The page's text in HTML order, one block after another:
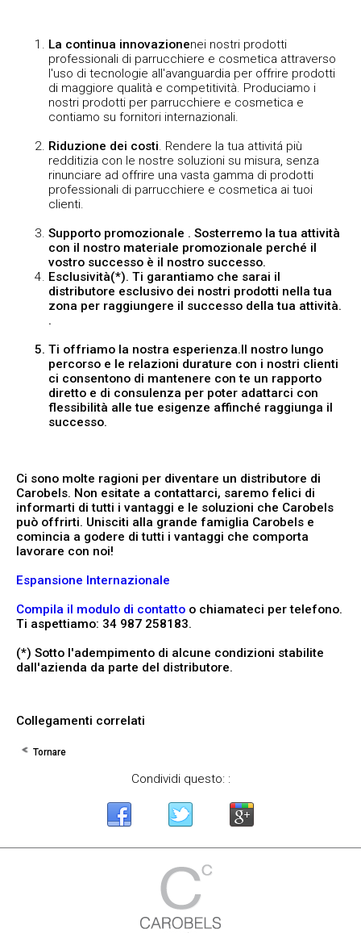
La continua innovazionenei nostri prodotti
professionali di parrucchiere e cosmetica attraverso
l'uso di tecnologie all'avanguardia per offrire prodotti
di maggiore qualità e competitività. Produciamo i
nostri prodotti per parrucchiere e cosmetica e
contiamo su fornitori internazionali.
Riduzione dei costi. Rendere la tua attivitá più
redditizia con le nostre soluzioni su misura, senza
rinunciare ad offrire una vasta gamma di prodotti
professionali di parrucchiere e cosmetica ai tuoi
clienti.
Supporto promozionale . Sosterremo la tua attività
con il nostro materiale promozionale perché il
vostro successo è il nostro successo.
Esclusività(*). Ti garantiamo che sarai il
distributore esclusivo dei nostri prodotti nella tua
zona per raggiungere il successo della tua attività.
.
Ti offriamo la nostra esperienza.Il nostro lungo
percorso e le relazioni durature con i nostri clienti
ci consentono di mantenere con te un rapporto
diretto e di consulenza per poter adattarci con
flessibilità alle tue esigenze affinché raggiunga il
successo.
Ci sono molte ragioni per diventare un distributore di
Carobels. Non esitate a contattarci, saremo felici di
informarti di tutti i vantaggi e le soluzioni che Carobels
può offrirti. Unisciti alla grande famiglia Carobels e
comincia a godere di tutti i vantaggi che comporta
lavorare con noi!
Espansione Internazionale
Compila il modulo di contatto o chiamateci per telefono.
Ti aspettiamo: 34 987 258183.
(*) Sotto l'adempimento di alcune condizioni stabilite
dall'azienda da parte del distributore.
Collegamenti correlati
Tornare
Condividi questo: :